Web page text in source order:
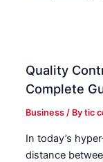
Quality
Complete
Business / Bytic
In today’s
distance